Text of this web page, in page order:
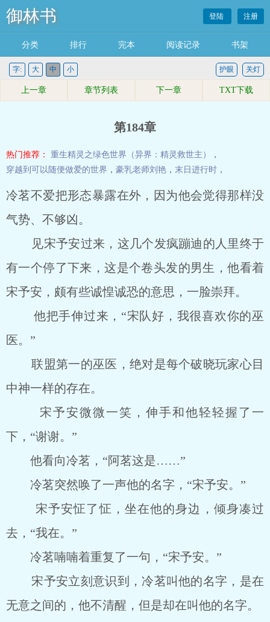
御林书 登陆 注册
分类 排行 完本 阅读记录 书架
字: 大 中 小 关灯
护眼
上一章 章节列表 下一章 TXT下载
第184章
热门推荐： 重生精灵之绿色世界（异界：精灵救世主）
，
穿越到可以随便做爱的世界 ， 豪乳老师刘艳 ， 末日进行时 ，
冷茗不爱把形态暴露在外，因为他会觉得那样没
气势、不够凶。
见宋予安过来，这几个发疯蹦迪的人里终于
有一个停了下来，这是个卷头发的男生，他看着
宋予安，颇有些诚惶诚恐的意思，一脸崇拜。
他把手伸过来，“宋队好，我很喜欢你的巫
医。”
联盟第一的巫医，绝对是每个破晓玩家心目
中神一样的存在。
宋予安微微一笑，伸手和他轻轻握了一
下，“谢谢。”
他看向冷茗，“阿茗这是……”
冷茗突然唤了一声他的名字，“宋予安。”
宋予安怔了怔，坐在他的身边，倾身凑过
去，“我在。”
冷茗喃喃着重复了一句，“宋予安。”
宋予安立刻意识到，冷茗叫他的名字，是在
无意之间的，他不清醒，但是却在叫他的名字。